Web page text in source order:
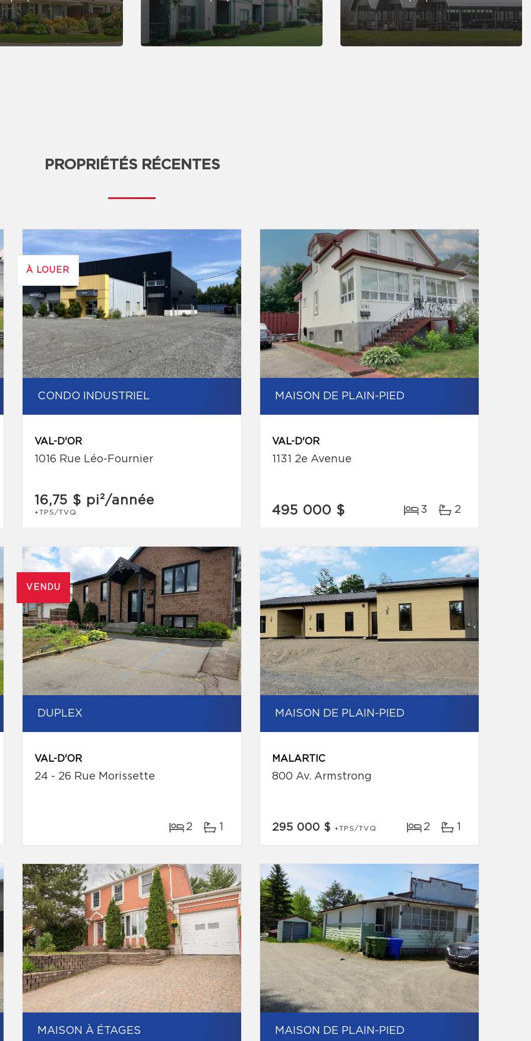
PROPRIÉTÉS RÉCENTES
À LOUER
CONDO INDUSTRIEL
VAL-D'OR
1016 Rue Léo-Fournier
16,75 $ pi²/année
+TPS/TVQ
MAISON DE PLAIN-PIED
VAL-D'OR
1131 2e Avenue
495 000 $ 3 2
VENDU
DUPLEX
VAL-D'OR
24 - 26 Rue Morissette
2 1
MAISON DE PLAIN-PIED
MALARTIC
800 Av. Armstrong
295 000 $ +TPS/TVQ 2 1
MAISON À ÉTAGES MAISON DE PLAIN-PIED